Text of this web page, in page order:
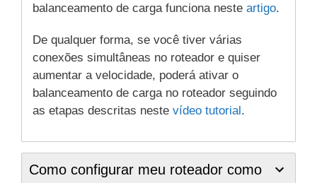
balanceamento de carga funciona neste artigo.
De qualquer forma, se você tiver várias
conexões simultâneas no roteador e quiser
aumentar a velocidade, poderá ativar o
balanceamento de carga no roteador seguindo
as etapas descritas neste vídeo tutorial.
Como configurar meu roteador como